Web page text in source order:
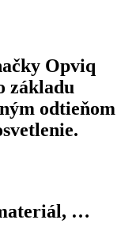
Opviq
základu
odtieňom
…